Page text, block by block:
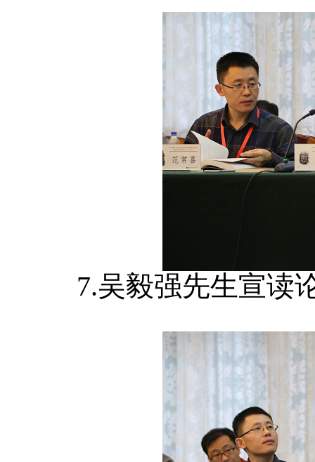
7.吴毅强先生宣读